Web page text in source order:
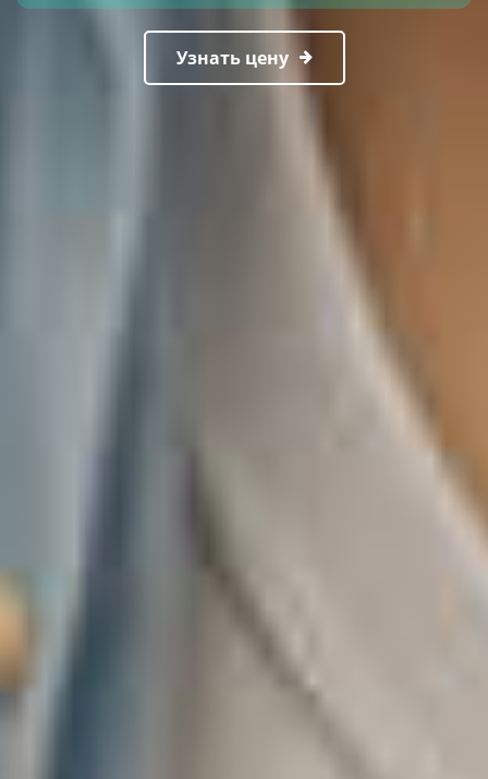
Узнать цену